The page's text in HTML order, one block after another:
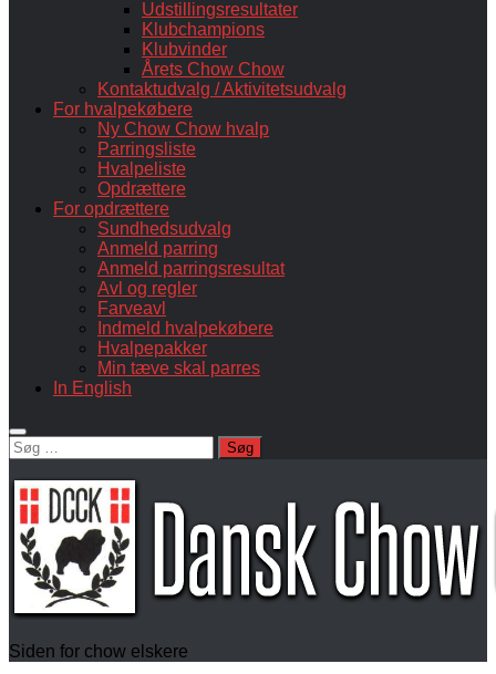
Udstillingsresultater
Klubchampions
Klubvinder
Årets Chow Chow
Kontaktudvalg / Aktivitetsudvalg
For hvalpekøbere
Ny Chow Chow hvalp
Parringsliste
Hvalpeliste
Opdrættere
For opdrættere
Sundhedsudvalg
Anmeld parring
Anmeld parringsresultat
Avl og regler
Farveavl
Indmeld hvalpekøbere
Hvalpepakker
Min tæve skal parres
In English
Søg
efter:
Siden for chow elskere